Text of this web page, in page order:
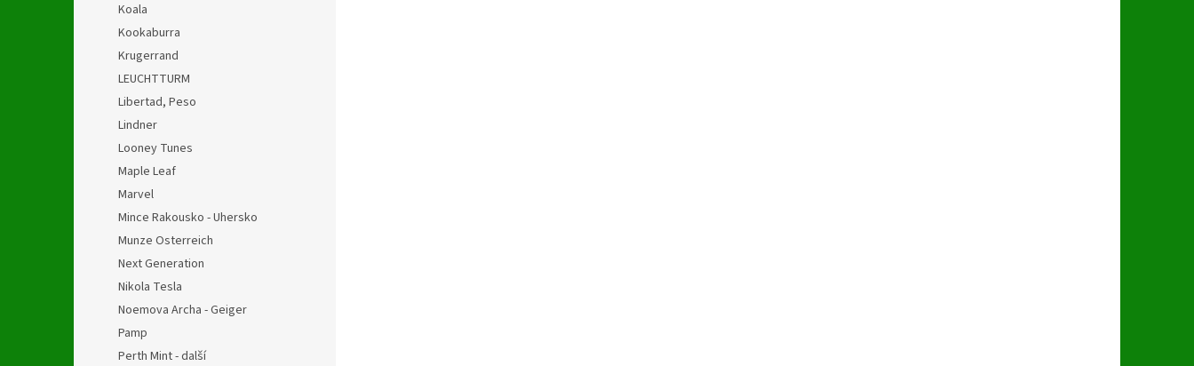
Koala
Kookaburra
Krugerrand
LEUCHTTURM
Libertad, Peso
Lindner
Looney Tunes
Maple Leaf
Marvel
Mince Rakousko - Uhersko
Munze Osterreich
Next Generation
Nikola Tesla
Noemova Archa - Geiger
Pamp
Perth Mint - další